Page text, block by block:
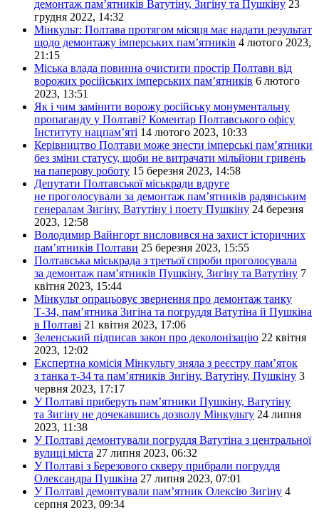
демонтаж пам’ятників Ватутіну, Зигіну та Пушкіну 23
грудня 2022, 14:32
Мінкульт: Полтава протягом місяця має надати результат
щодо демонтажу імперських пам’ятників 4 лютого 2023,
21:15
Міська влада повинна очистити простір Полтави від
ворожих російських імперських пам’ятників 6 лютого
2023, 13:51
Як і чим замінити ворожу російську монументальну
пропаганду у Полтаві? Коментар Полтавського офісу
Інституту нацпам’яті 14 лютого 2023, 10:33
Керівництво Полтави може знести імперські пам’ятники
без зміни статусу, щоби не витрачати мільйони гривень
на паперову роботу 15 березня 2023, 14:58
Депутати Полтавської міськради вдруге
не проголосували за демонтаж пам’ятників радянським
генералам Зигіну, Ватутіну і поету Пушкіну 24 березня
2023, 12:58
Володимир Вайнгорт висловився на захист історичних
пам’ятників Полтави 25 березня 2023, 15:55
Полтавська міськрада з третьої спроби проголосувала
за демонтаж пам’ятників Пушкіну, Зигіну та Ватутіну 7
квітня 2023, 15:44
Мінкульт опрацьовує звернення про демонтаж танку
Т-34, пам’ятника Зигіна та погруддя Ватутіна й Пушкіна
в Полтаві 21 квітня 2023, 17:06
Зеленський підписав закон про деколонізацію 22 квітня
2023, 12:02
Експертна комісія Мінкульту зняла з реєстру пам’яток
з танка т-34 та пам’ятників Зигіну, Ватутіну, Пушкіну 3
червня 2023, 17:17
У Полтаві приберуть пам’ятники Пушкіну, Ватутіну
та Зигіну не дочекавшись дозволу Мінкульту 24 липня
2023, 11:38
У Полтаві демонтували погруддя Ватутіна з центральної
вулиці міста 27 липня 2023, 06:32
У Полтаві з Березового скверу прибрали погруддя
Олександра Пушкіна 27 липня 2023, 07:01
У Полтаві демонтували пам’ятник Олексію Зигіну 4
серпня 2023, 09:34